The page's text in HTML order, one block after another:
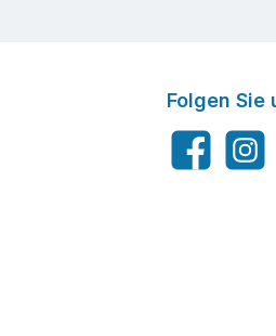
Folgen Sie
Facebook